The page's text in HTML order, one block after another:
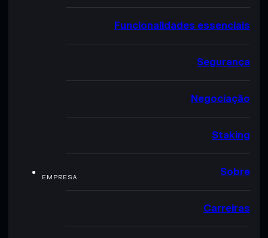
Funcionalidades essenciais
Segurança
Negociação
Staking
EMPRESA Sobre
Carreiras